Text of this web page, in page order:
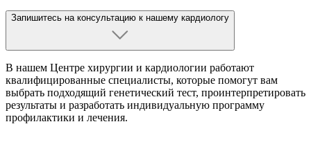
Запишитесь на консультацию к нашему кардиологу
В нашем Центре хирургии и кардиологии работают
квалифицированные специалисты, которые помогут вам
выбрать подходящий генетический тест, проинтерпретировать
результаты и разработать индивидуальную программу
профилактики и лечения.